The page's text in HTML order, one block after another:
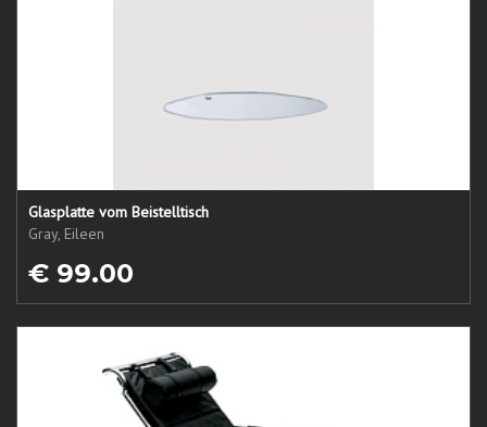
Glasplatte vom Beistelltisch
Gray, Eileen
€ 99.00